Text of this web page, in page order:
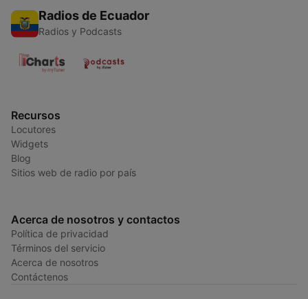
Radios de Ecuador
Radios y Podcasts
Recursos
Locutores
Widgets
Blog
Sitios web de radio por país
Acerca de nosotros y contactos
Política de privacidad
Términos del servicio
Acerca de nosotros
Contáctenos